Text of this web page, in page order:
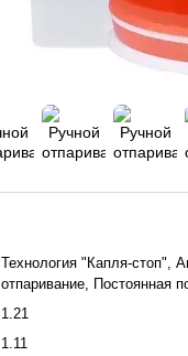
Технология "Капля-стоп",
отпаривание, Постоянная
1.21
1.11